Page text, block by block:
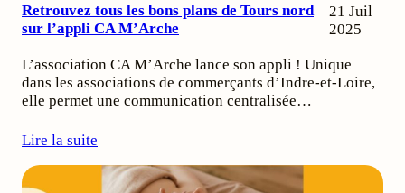
Retrouvez tous les bons plans de Tours nord
sur l’appli CA M’Arche
21 Juil
2025
L’association CA M’Arche lance son appli ! Unique
dans les associations de commerçants d’Indre-et-Loire,
elle permet une communication centralisée…
Lire la suite